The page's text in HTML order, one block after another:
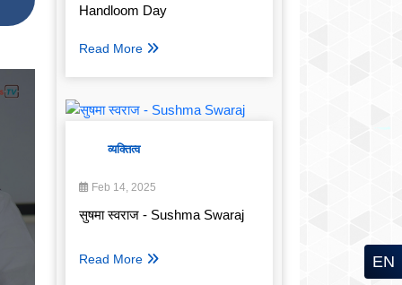
Handloom Day
Read More
व्यक्तित्व
Feb 14, 2025
सुषमा स्वराज - Sushma Swaraj
Read More EN